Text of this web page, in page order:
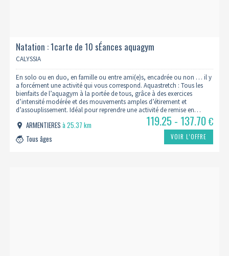
Natation : 1carte de 10 sÉances aquagym
CALYSSIA
En solo ou en duo, en famille ou entre ami(e)s, encadrée ou non … il y
a forcément une activité qui vous correspond. Aquastretch : Tous les
bienfaits de l’aquagym à la portée de tous, grâce à des exercices
d’intensité modérée et des mouvements amples d’étirement et
d’assouplissement. Idéal pour reprendre une activité de remise en…
ARMENTIERESà 25.37 km
Tous âges
119.25 - 137.70€
VOIR L’OFFRE